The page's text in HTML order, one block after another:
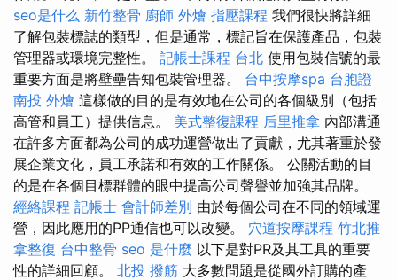
seo是什么 新竹整骨 廚師 外燴 指壓課程 我們很快將詳細
了解包裝標誌的類型，但是通常，標記旨在保護產品，包裝
管理器或環境完整性。 記帳士課程 台北 使用包裝信號的最
重要方面是將壁壘告知包裝管理器。 台中按摩spa 台胞證
南投 外燴 這樣做的目的是有效地在公司的各個級別（包括
高管和員工）提供信息。 美式整復課程 后里推拿 內部溝通
在許多方面都為公司的成功運營做出了貢獻，尤其著重於發
展企業文化，員工承諾和有效的工作關係。 公關活動的目
的是在各個目標群體的眼中提高公司聲譽並加強其品牌。
經絡課程 記帳士 會計師差別 由於每個公司在不同的領域運
營，因此應用的PP通信也可以改變。 穴道按摩課程 竹北推
拿整復 台中整骨 seo 是什麼 以下是對PR及其工具的重要
性的詳細回顧。 北投 撥筋 大多數問題是從國外訂購的產